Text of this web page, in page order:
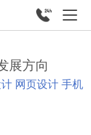
展方向
网页设计 手机